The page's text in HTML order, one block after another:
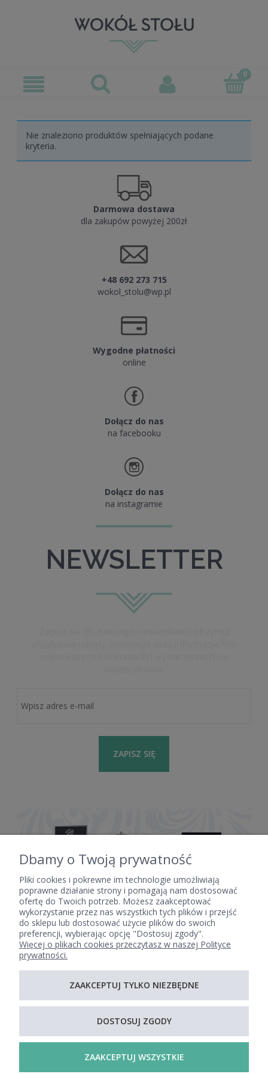
Nie znaleziono produktów spełniających podane
kryteria.
Darmowa dostawa
dla zakupów powyżej 200zł
+48 692 273 715
wokol_stolu@wp.pl
Wygodne płatności
online
Dołącz do nas
na facebooku
Dołącz do nas
na instagramie
NEWSLETTER
ZAPISZ SIĘ
POMOC
MOJE KONTO
PŁATNOŚCI I DOSTAWA
INFORMACJE
O NAS
Dbamy o Twoją prywatność
Pliki cookies i pokrewne im technologie umożliwiają
poprawne działanie strony i pomagają nam dostosować
ofertę do Twoich potrzeb. Możesz zaakceptować
wykorzystanie przez nas wszystkich tych plików i przejść
do sklepu lub dostosować użycie plików do swoich
preferencji, wybierając opcję "Dostosuj zgody".
Więcej o plikach cookies przeczytasz w naszej Polityce
prywatności.
ZAAKCEPTUJ TYLKO NIEZBĘDNE
DOSTOSUJ ZGODY
ZAAKCEPTUJ WSZYSTKIE